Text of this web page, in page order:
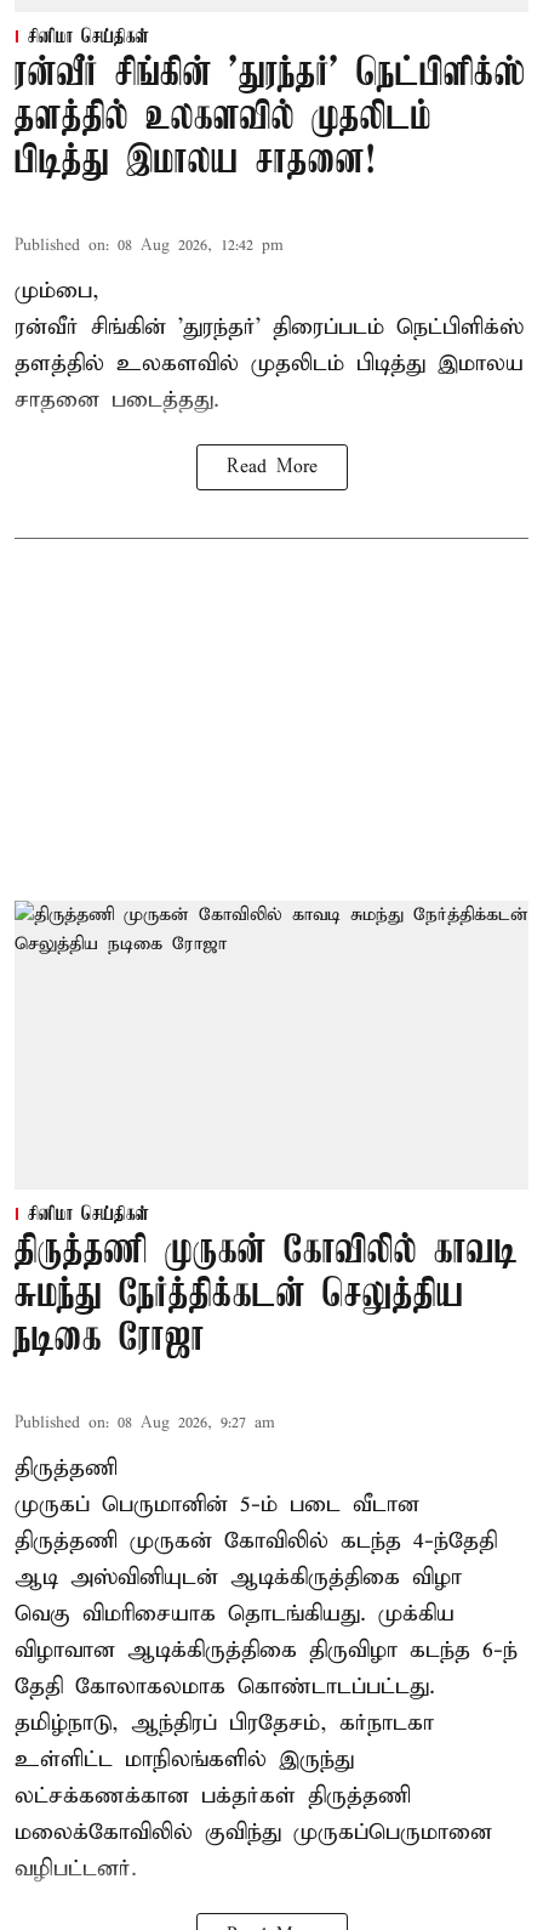
சினிமா செய்திகள்
ரன்வீர் சிங்கின் 'துரந்தர்' நெட்பிளிக்ஸ்
தளத்தில் உலகளவில் முதலிடம்
பிடித்து இமாலய சாதனை!
Published on: 08 Aug 2026, 12:42 pm
மும்பை,
ரன்வீர் சிங்கின் 'துரந்தர்' திரைப்படம் நெட்பிளிக்ஸ்
தளத்தில் உலகளவில் முதலிடம் பிடித்து இமாலய
சாதனை படைத்தது.
Read More
சினிமா செய்திகள்
திருத்தணி முருகன் கோவிலில் காவடி
சுமந்து நேர்த்திக்கடன் செலுத்திய
நடிகை ரோஜா
Published on: 08 Aug 2026, 9:27 am
திருத்தணி
முருகப் பெருமானின் 5-ம் படை வீடான
திருத்தணி முருகன் கோவிலில் கடந்த 4-ந்தேதி
ஆடி அஸ்வினியுடன் ஆடிக்கிருத்திகை விழா
வெகு விமரிசையாக தொடங்கியது. முக்கிய
விழாவான ஆடிக்கிருத்திகை திருவிழா கடந்த 6-ந்
தேதி கோலாகலமாக கொண்டாடப்பட்டது.
தமிழ்நாடு, ஆந்திரப் பிரதேசம், கர்நாடகா
உள்ளிட்ட மாநிலங்களில் இருந்து
லட்சக்கணக்கான பக்தர்கள் திருத்தணி
மலைக்கோவிலில் குவிந்து முருகப்பெருமானை
வழிபட்டனர்.